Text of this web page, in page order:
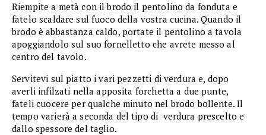
Riempite a metà con il brodo il pentolino da fonduta e
fatelo scaldare sul fuoco della vostra cucina. Quando il
brodo è abbastanza caldo, portate il pentolino a tavola
apoggiandolo sul suo fornelletto che avrete messo al
centro del tavolo.
Servitevi sul piatto i vari pezzetti di verdura e, dopo
averli infilzati nella apposita forchetta a due punte,
fateli cuocere per qualche minuto nel brodo bollente. Il
tempo varierà a seconda del tipo di verdura prescelto e
dallo spessore del taglio.